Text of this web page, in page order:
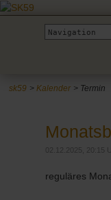
Zielseite
sk59 Kalender Termin
02.12.2025, 20:15
reguläres